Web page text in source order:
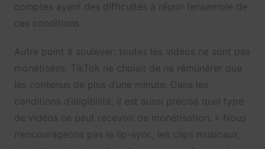
comptes ayant des difficultés à réunir l’ensemble de
ces conditions.
Autre point à soulever: toutes les vidéos ne sont pas
monétisées. TikTok ne choisit de ne rémunérer que
les contenus de plus d’une minute. Dans les
conditions d’éligibilité, il est aussi précisé quel type
de vidéos ne peut recevoir de monétisation. « Nous
n’encourageons pas le lip-sync, les clips musicaux,